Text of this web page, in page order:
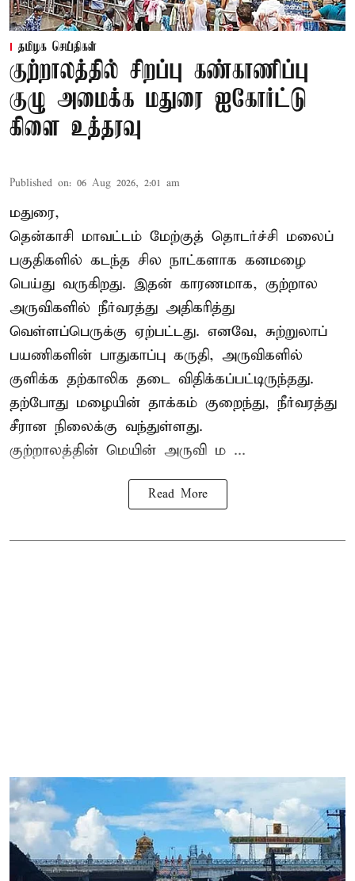
தமிழக செய்திகள்
குற்றாலத்தில் சிறப்பு கண்காணிப்பு
குழு அமைக்க மதுரை ஐகோர்ட்டு
கிளை உத்தரவு
Published on: 06 Aug 2026, 2:01 am
மதுரை,
தென்காசி மாவட்டம் மேற்குத் தொடர்ச்சி மலைப்
பகுதிகளில் கடந்த சில நாட்களாக கனமழை
பெய்து வருகிறது. இதன் காரணமாக, குற்றால
அருவிகளில் நீர்வரத்து அதிகரித்து
வெள்ளப்பெருக்கு ஏற்பட்டது. எனவே, சுற்றுலாப்
பயணிகளின் பாதுகாப்பு கருதி, அருவிகளில்
குளிக்க தற்காலிக தடை விதிக்கப்பட்டிருந்தது.
தற்போது மழையின் தாக்கம் குறைந்து, நீர்வரத்து
சீரான நிலைக்கு வந்துள்ளது.
குற்றாலத்தின் மெயின் அருவி ம ...
Read More